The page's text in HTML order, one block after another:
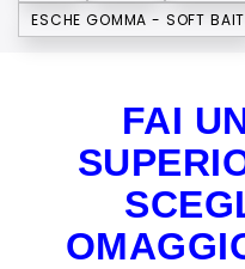
ESCHE GOMMA - SOFT BAIT
FAI